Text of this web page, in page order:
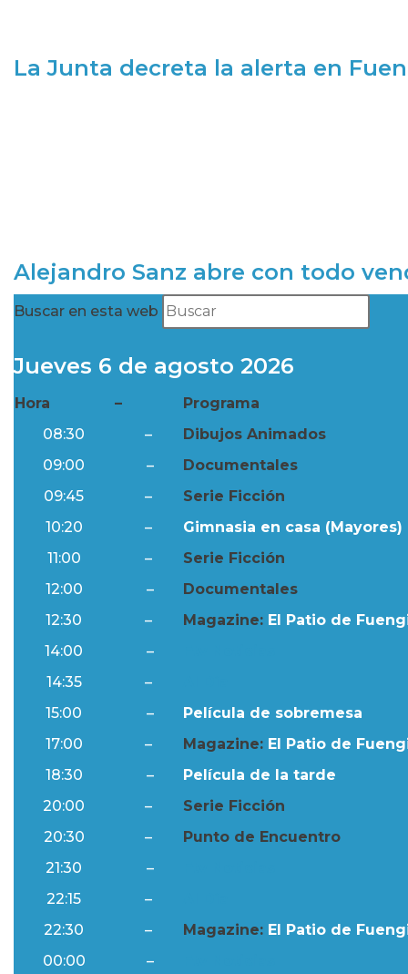
La Junta decreta la alerta en
Alejandro Sanz abre con todo
Buscar en esta web
Jueves 6 de agosto 2026
Hora –
Programa
08:30
–
Dibujos Animados
09:00
–
Documentales
09:45
–
Serie Ficción
10:20
–
Gimnasia en casa (Mayores)
11:00
–
Serie Ficción
12:00
–
Documentales
12:30
– Magazine: El Patio de
14:00
–
14:35
–
15:00
–
Película de sobremesa
17:00
– Magazine: El Patio de
18:30
–
Película de la tarde
20:00
–
Serie Ficción
20:30
–
Punto de Encuentro
21:30
–
22:15
–
22:30
– Magazine: El Patio de
00:00
–